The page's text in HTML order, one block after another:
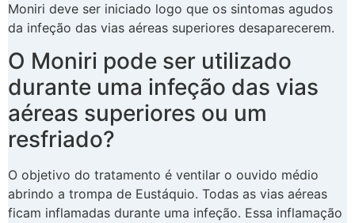
Moniri deve ser iniciado logo que os sintomas agudos
da infeção das vias aéreas superiores desaparecerem.
O Moniri pode ser utilizado
durante uma infeção das vias
aéreas superiores ou um
resfriado?
O objetivo do tratamento é ventilar o ouvido médio
abrindo a trompa de Eustáquio. Todas as vias aéreas
ficam inflamadas durante uma infeção. Essa inflamação